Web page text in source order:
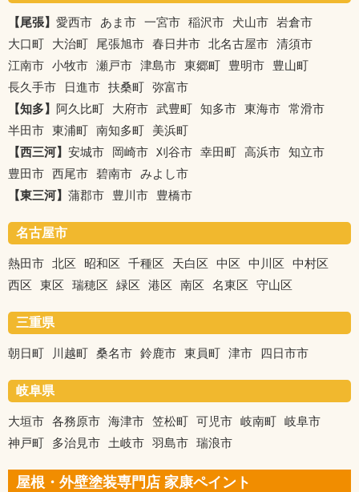
【尾張】 愛西市 あま市 一宮市 稲沢市 犬山市 岩倉市
大口町
大治町 尾張旭市 春日井市 北名古屋市 清須市
江南市 小牧市 瀬戸市 津島市 東郷町 豊明市
豊山町
長久手市
日進市 扶桑町 弥富市
【知多】 阿久比町 大府市 武豊町 知多市 東海市 常滑市
半田市 東浦町 南知多町
美浜町
【西三河】 安城市 岡崎市 刈谷市 幸田町 高浜市 知立市
豊田市 西尾市 碧南市 みよし市
【東三河】 蒲郡市 豊川市 豊橋市
名古屋市
熱田市 北区 昭和区 千種区 天白区 中区 中川区
中村区
西区
東区 瑞穂区 緑区 港区 南区 名東区 守山区
三重県
朝日町 川越町 桑名市 鈴鹿市 東員町 津市 四日市市
岐阜県
大垣市 各務原市 海津市 笠松町 可児市 岐南町 岐阜市
神戸町
多治見市 土岐市 羽島市 瑞浪市
屋根・外壁塗装専門店 家康ペイント